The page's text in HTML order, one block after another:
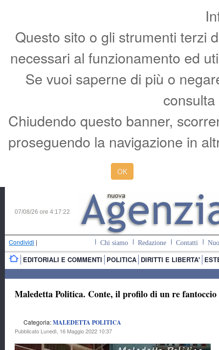
Questo sito o gli strumenti terzi
necessari al funzionamento ed
Se vuoi saperne di più o
Chiudendo questo banner,
proseguendo la navigazione in
OK
07/08/26 ore 4:17:23
Condividi | Chi siamo Redazione Contatti
EDITORIALI E COMMENTI POLITICA DIRITTI E LIBERTA'
Maledetta Politica. Conte, il profilo di un re fantoccio
Categoria:MALEDETTA POLITICA
Pubblicato Lunedì, 16 Maggio 2022 10:37